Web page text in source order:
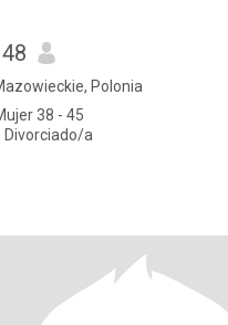
Polonia
38 - 45
Divorciado/a